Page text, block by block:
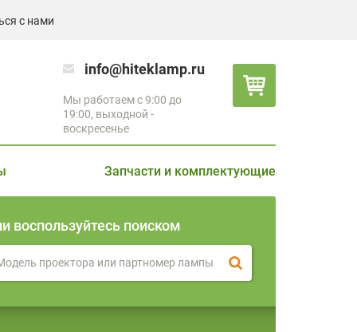
с нами
info@hiteklamp.ru
Мы работаем с 9:00 до
19:00, выходной -
воскресенье
Запчасти и комплектующие
воспользуйтесь поиском